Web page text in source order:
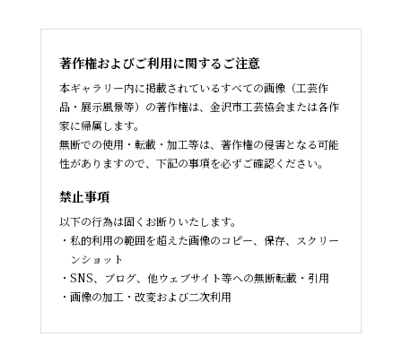
著作権およびご利用に関するご注意
本ギャラリー内に掲載されているすべての画像（工芸作
品・展示風景等）の著作権は、金沢市工芸協会または各作
家に帰属します。
無断での使用・転載・加工等は、著作権の侵害となる可能
性がありますので、下記の事項を必ずご確認ください。
禁止事項
以下の行為は固くお断りいたします。
私的利用の範囲を超えた画像のコピー、保存、スクリー
ンショット
SNS、ブログ、他ウェブサイト等への無断転載・引用
画像の加工・改変および二次利用